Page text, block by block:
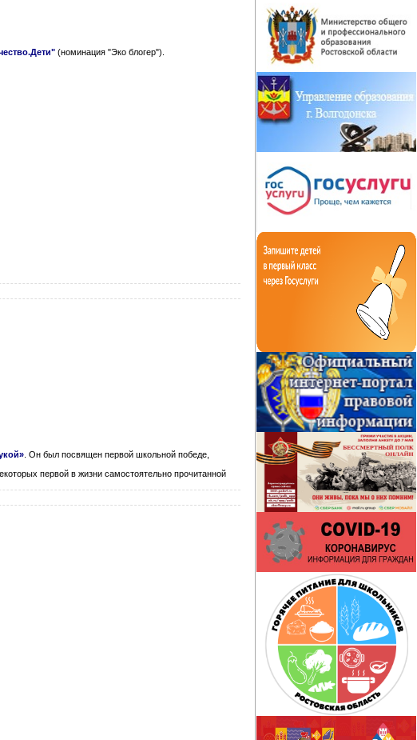
(номинация "Эко блогер").
. Он был посвящен первой школьной победе,
первой в жизни самостоятельно прочитанной